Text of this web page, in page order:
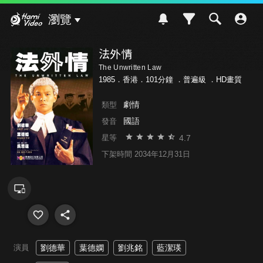
瀏覽
法外情
The Unwritten Law
1985．香港．101分鐘 ． 普遍級 ．HD畫質
類型 劇情
發音 國語
星等 4.7
下架時間 2034年12月31日
演員 劉德華 葉德嫻 劉兆銘 藍潔瑛